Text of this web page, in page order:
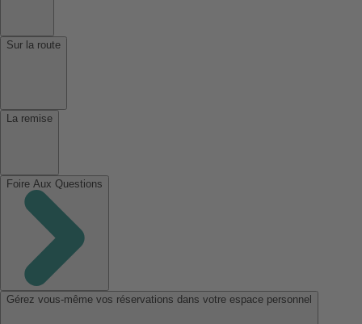
Sur la route
La remise
Foire Aux Questions
Gérez vous-même vos réservations dans votre espace personnel